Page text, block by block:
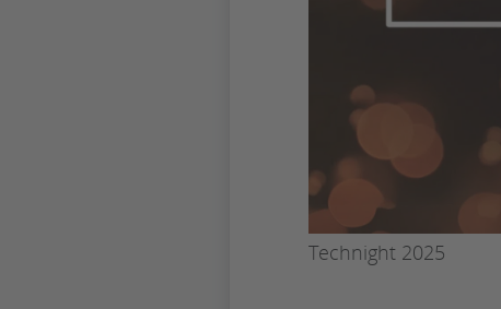
Technight 2025